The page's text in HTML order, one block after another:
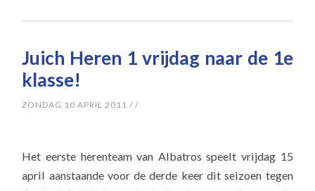
Juich Heren 1 vrijdag naar de 1e
klasse!
ZONDAG 10 APRIL 2011 //
Het eerste herenteam van Albatros speelt vrijdag 15
april aanstaande voor de derde keer dit seizoen tegen